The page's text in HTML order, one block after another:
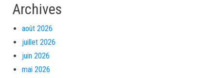
Archives
août 2026
juillet 2026
juin 2026
mai 2026